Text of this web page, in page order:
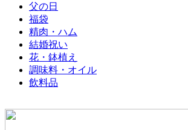
父の日
福袋
精肉・ハム
結婚祝い
花・鉢植え
調味料・オイル
飲料品